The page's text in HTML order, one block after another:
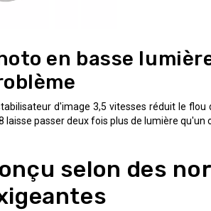
en basse
d'image 3,5 vitesses réduit le flou
laisse passer deux fois plus de lumière
selon des